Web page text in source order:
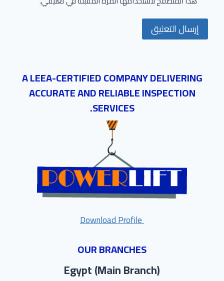
A LEEA-CERTIFIED COMPANY DELIVERING
ACCURATE AND RELIABLE INSPECTION
SERVICES.
Download Profile
OUR BRANCHES
Egypt (Main Branch)